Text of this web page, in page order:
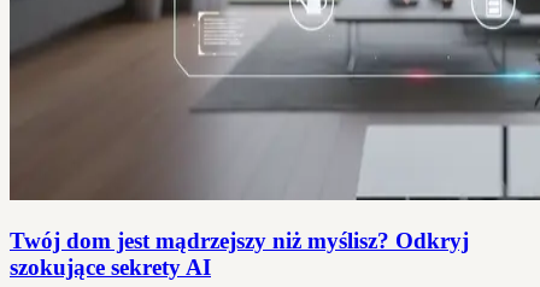
Twój dom jest mądrzejszy niż myślisz? Odkryj
szokujące sekrety AI